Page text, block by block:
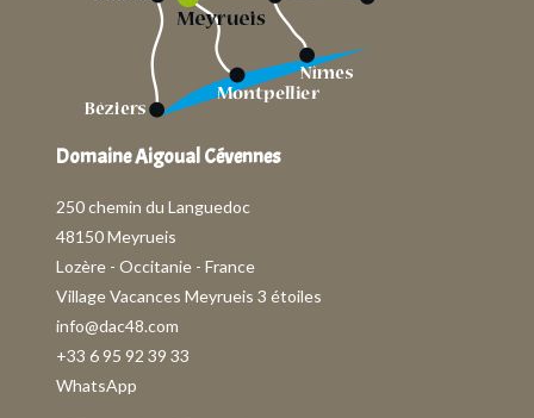
Domaine Aigoual Cévennes
250 chemin du Languedoc
48150 Meyrueis
Lozère - Occitanie - France
Village Vacances Meyrueis 3 étoiles
info@dac48.com
+33 6 95 92 39 33
WhatsApp